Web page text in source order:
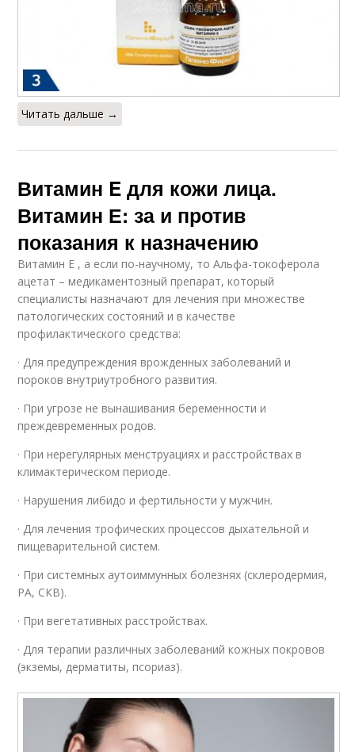
Читать дальше →
Витамин E для кожи лица.
Витамин Е: за и против
показания к назначению
Витамин Е , а если по-научному, то Альфа-токоферола
ацетат – медикаментозный препарат, который
специалисты назначают для лечения при множестве
патологических состояний и в качестве
профилактического средства:
· Для предупреждения врожденных заболеваний и
пороков внутриутробного развития.
· При угрозе не вынашивания беременности и
преждевременных родов.
· При нерегулярных менструациях и расстройствах в
климактерическом периоде.
· Нарушения либидо и фертильности у мужчин.
· Для лечения трофических процессов дыхательной и
пищеварительной систем.
· При системных аутоиммунных болезнях (склеродермия,
РА, СКВ).
· При вегетативных расстройствах.
· Для терапии различных заболеваний кожных покровов
(экземы, дерматиты, псориаз).